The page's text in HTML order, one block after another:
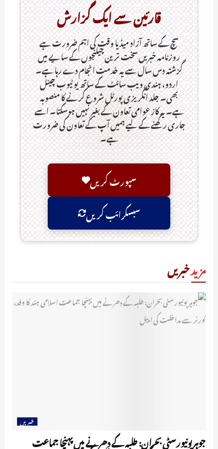
قارئین سے ایک گزارش
سچ کے ساتھ آزاد میڈیا وقت کی اہم ضرورت ہےـ
روزنامہ خبریں سخت ترین چیلنجوں کے سایے میں
گزشتہ دس سال سے یہ خدمت انجام دے رہا ہے۔
اردو، ہندی ویب سائٹ کے ساتھ یو ٹیوب چینل
بھی۔ جلد انگریزی پورٹل شروع کرنے کا منصوبہ
ہے۔ یہ کاز عوامی تعاون کے بغیر نہیں ہوسکتا۔ اسے
جاری رکھنے کے لیے ہمیں آپ کے تعاون کی ضرورت
ہے۔
سپورٹ کریں
سبسکرائب کریں
مزیدخبریں
خبریں
جوہر یونیورسٹی بحران: طلبہ کے دھرنے میں پہنچا جماعت